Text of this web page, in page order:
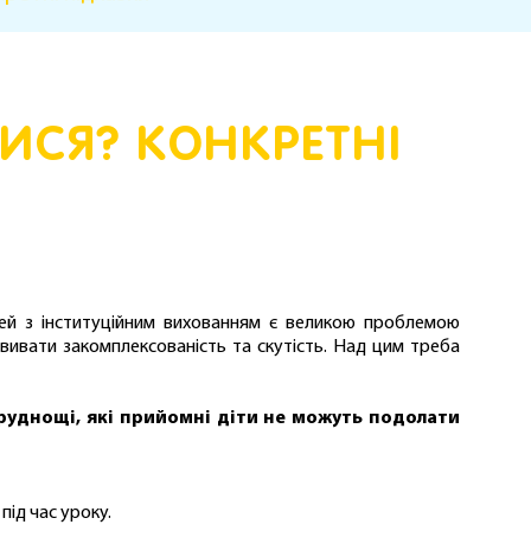
КОНКРЕТНІ
з інституційним вихованням є великою проблемою
закомплексованість та скутість. Над цим треба
які прийомні діти не можуть подолати
час уроку.